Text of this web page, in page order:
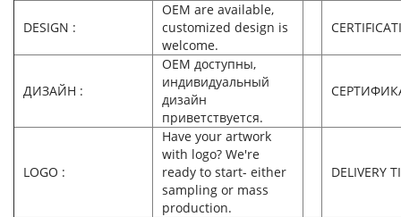
DESIGN :
OEM are available,
customized design is
welcome.
ДИЗАЙН :
OEM доступны,
индивидуальный
дизайн
приветствуется.
LOGO :
Have your artwork
with logo? We're
ready to start- either
sampling or mass
production.
DELIVERY